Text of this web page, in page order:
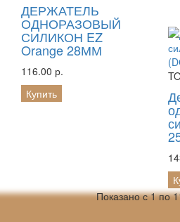
ДЕРЖАТЕЛЬ
ОДНОРАЗОВЫЙ
СИЛИКОН EZ
Orange 28ММ
116.00 р.
Купить
Показано с 1 по